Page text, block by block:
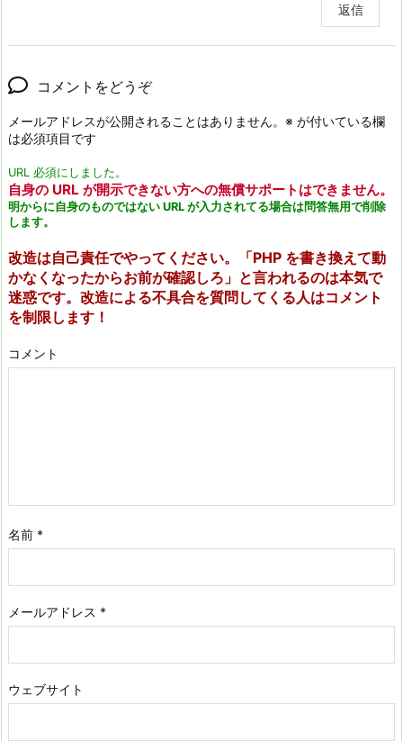
返信
コメントをどうぞ
メールアドレスが公開されることはありません。 ※ が付いている欄
は必須項目です
URL 必須にしました。
自身の URL が開示できない方への無償サポートはできません。
明からに自身のものではない URL が入力されてる場合は問答無用で削除
します。
改造は自己責任でやってください。「PHP を書き換えて動
かなくなったからお前が確認しろ」と言われるのは本気で
迷惑です。改造による不具合を質問してくる人はコメント
を制限します！
コメント
名前 *
メールアドレス *
ウェブサイト